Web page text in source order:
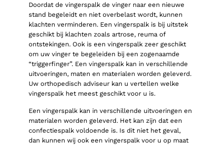
Doordat de vingerspalk de vinger naar een nieuwe
stand begeleidt en niet overbelast wordt, kunnen
klachten verminderen. Een vingerspalk is bij uitstek
geschikt bij klachten zoals artrose, reuma of
ontstekingen. Ook is een vingerspalk zeer geschikt
om uw vinger te begeleiden bij een zogenaamde
“triggerfinger”. Een vingerspalk kan in verschillende
uitvoeringen, maten en materialen worden geleverd.
Uw orthopedisch adviseur kan u vertellen welke
vingerspalk het meest geschikt voor u is.
Een vingerspalk kan in verschillende uitvoeringen en
materialen worden geleverd. Het kan zijn dat een
confectiespalk voldoende is. Is dit niet het geval,
dan kunnen wij ook een vingerspalk voor u op maat